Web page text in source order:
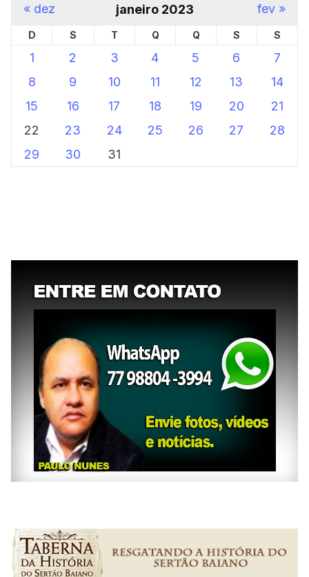
janeiro 2023
D S T Q Q S S
1 2 3 4 5 6
7
8
9 10 11 12 13
14
15
16 17 18 19 20
21
22
23 24 25 26 27
28
29
30 31
« dez fev »